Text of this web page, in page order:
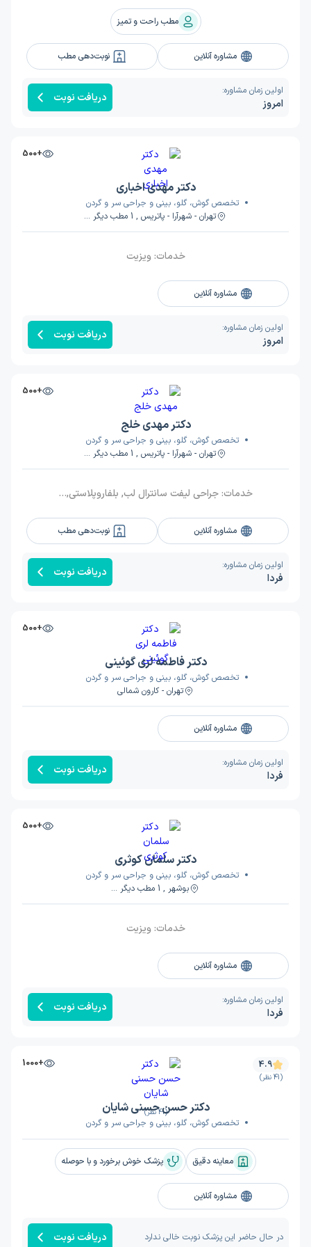
مطب راحت و تمیز
مشاوره آنلاین نوبت‌دهی مطب
اولین زمان مشاوره:
امروز دریافت نوبت
+500
دکتر مهدی اخباری
تخصص گوش، گلو، بینی و جراحی سر و گردن
تهران - شهرآرا - پاتریس , 1 مطب دیگر ...
خدمات:ویزیت
مشاوره آنلاین
اولین زمان مشاوره:
امروز دریافت نوبت
+500
دکتر مهدی خلج
تخصص گوش، گلو، بینی و جراحی سر و گردن
تهران - شهرآرا - پاتریس , 1 مطب دیگر ...
خدمات: جراحی لیفت سانترال لب, بلفاروپلاستی, جراحی بینی, لیفت صورت, جراحی پلاستیک زیبایی گوش (اتوپلاستی), جراحی چانه, لیفت پیشانی, جراحی سر و گردن
مشاوره آنلاین نوبت‌دهی مطب
اولین زمان مشاوره:
فردا دریافت نوبت
+500
دکتر فاطمه لری گوئینی
تخصص گوش، گلو، بینی و جراحی سر و گردن
تهران - کارون شمالی
مشاوره آنلاین
اولین زمان مشاوره:
فردا دریافت نوبت
+500
دکتر سلمان کوثری
تخصص گوش، گلو، بینی و جراحی سر و گردن
بوشهر , 1 مطب دیگر ...
خدمات:ویزیت
مشاوره آنلاین
اولین زمان مشاوره:
فردا دریافت نوبت
(41 نظر)
+1000 4.9
(41 نظر)
دکتر حسن حسنی شایان
تخصص گوش، گلو، بینی و جراحی سر و گردن
معاینه دقیق پزشک خوش برخورد و با حوصله
مشاوره آنلاین
در حال حاضر این پزشک نوبت خالی ندارد دریافت نوبت